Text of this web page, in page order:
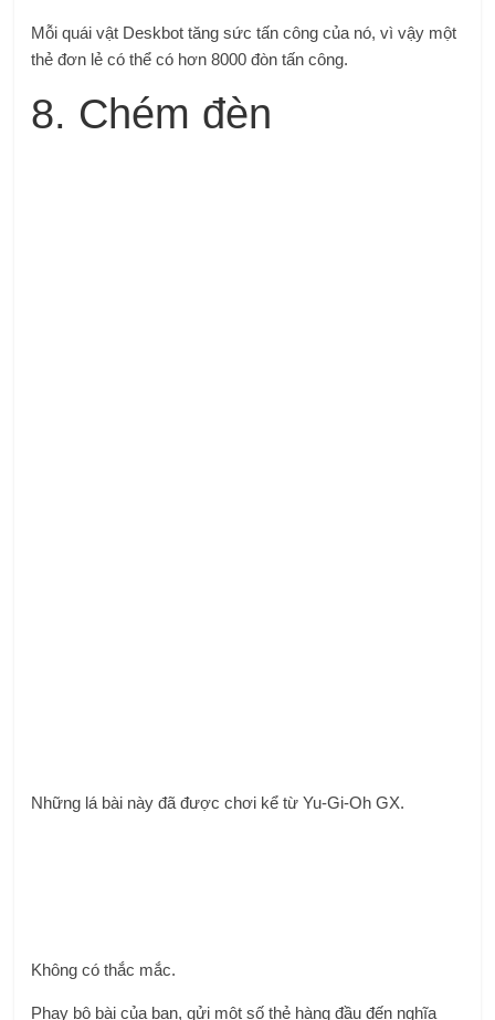
Mỗi quái vật Deskbot tăng sức tấn công của nó, vì vậy một
thẻ đơn lẻ có thể có hơn 8000 đòn tấn công.
8. Chém đèn
Những lá bài này đã được chơi kể từ Yu-Gi-Oh GX.
Không có thắc mắc.
Phay bộ bài của bạn, gửi một số thẻ hàng đầu đến nghĩa